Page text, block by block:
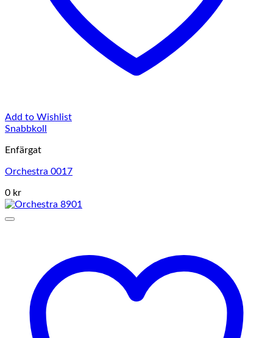
Add to Wishlist
Snabbkoll
Enfärgat
Orchestra 0017
0 kr